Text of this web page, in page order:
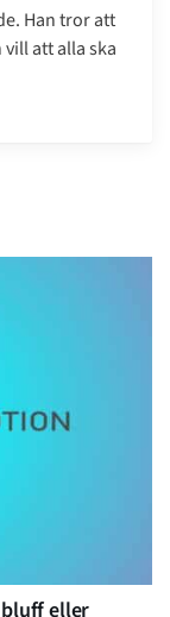
Han tror att
att alla ska
eller